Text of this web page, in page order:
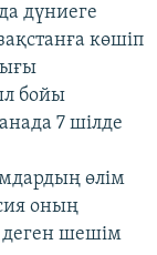
дүниеге
көшіп
бойы
7 шілде
өлім
оның
деген шешім